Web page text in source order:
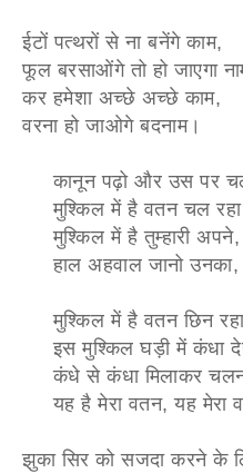
ईटों पत्थरों से ना बनेंगे काम,
फूल बरसाओंगे तो हो जाएगा
कर हमेशा अच्छे अच्छे काम,
वरना हो जाओगे बदनाम।
कानून पढ़ो और उस पर
मुश्किल में है वतन चल रहा
मुश्किल में है तुम्हारी अपने,
हाल अहवाल जानो उनका,
मुश्किल में है वतन छिन
इस मुश्किल घड़ी में कंधा
कंधे से कंधा मिलाकर
यह है मेरा वतन, यह मेरा
झुका सिर को सजदा करने के